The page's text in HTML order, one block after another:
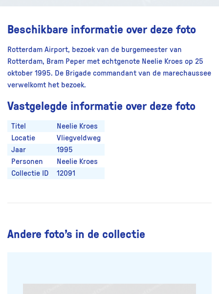
Beschikbare informatie over deze foto
Rotterdam Airport, bezoek van de burgemeester van
Rotterdam, Bram Peper met echtgenote Neelie Kroes op 25
oktober 1995. De Brigade commandant van de marechaussee
verwelkomt het bezoek.
Vastgelegde informatie over deze foto
Titel
Neelie Kroes
Locatie
Vliegveldweg
Jaar
1995
Personen
Neelie Kroes
Collectie ID
12091
Andere foto’s in de collectie